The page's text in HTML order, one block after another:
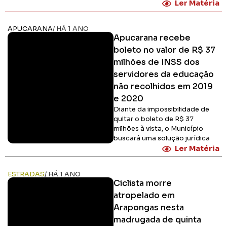
Ler Matéria
APUCARANA/ HÁ 1 ANO
Apucarana recebe
boleto no valor de R$ 37
milhões de INSS dos
servidores da educação
não recolhidos em 2019
e 2020
Diante da impossibilidade de
quitar o boleto de R$ 37
milhões à vista, o Município
buscará uma solução jurídica
Ler Matéria
ESTRADAS/ HÁ 1 ANO
Ciclista morre
atropelado em
Arapongas nesta
madrugada de quinta